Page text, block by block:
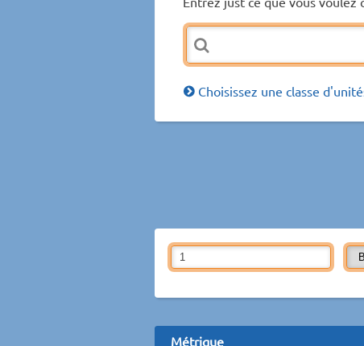
Choisissez une classe
Métrique